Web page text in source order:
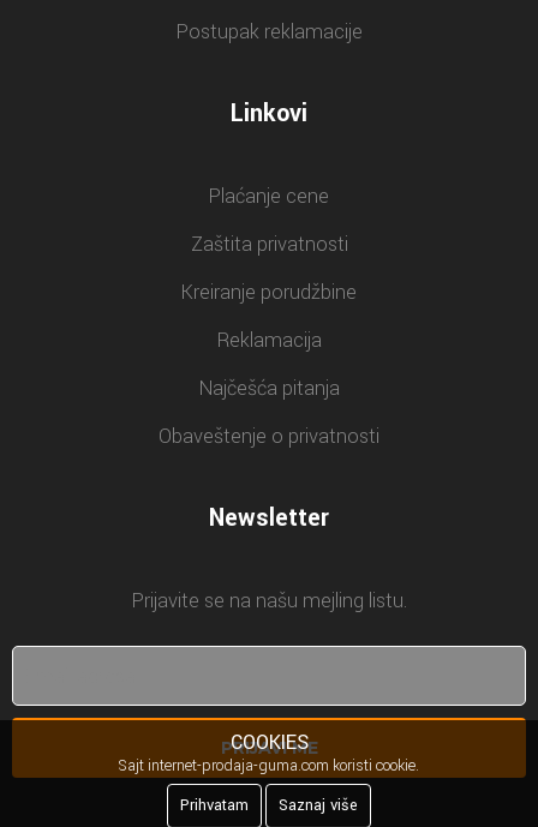
Postupak reklamacije
Linkovi
Plaćanje cene
Zaštita privatnosti
Kreiranje porudžbine
Reklamacija
Najčešća pitanja
Obaveštenje o privatnosti
Newsletter
Prijavite se na našu mejling listu.
PRIJAVI ME
COOKIES
Sajt internet-prodaja-guma.com koristi cookie.
Prihvatam
Saznaj više